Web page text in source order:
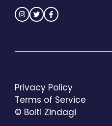
© Bolti Zindagi
Privacy Policy
Terms of Service